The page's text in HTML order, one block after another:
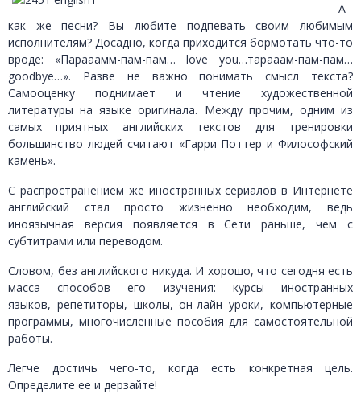
А
как же песни? Вы любите подпевать своим любимым
исполнителям? Досадно, когда приходится бормотать что-то
вроде: «Парааамм-пам-пам… love you…тарааам-пам-пам…
goodbye…». Разве не важно понимать смысл текста?
Самооценку поднимает и чтение художественной
литературы на языке оригинала. Между прочим, одним из
самых приятных английских текстов для тренировки
большинство людей считают «Гарри Поттер и Философский
камень».
С распространением же иностранных сериалов в Интернете
английский стал просто жизненно необходим, ведь
иноязычная версия появляется в Сети раньше, чем с
субтитрами или переводом.
Словом, без английского никуда. И хорошо, что сегодня есть
масса способов его изучения: курсы иностранных
языков, репетиторы, школы, он-лайн уроки, компьютерные
программы, многочисленные пособия для самостоятельной
работы.
Легче достичь чего-то, когда есть конкретная цель.
Определите ее и дерзайте!